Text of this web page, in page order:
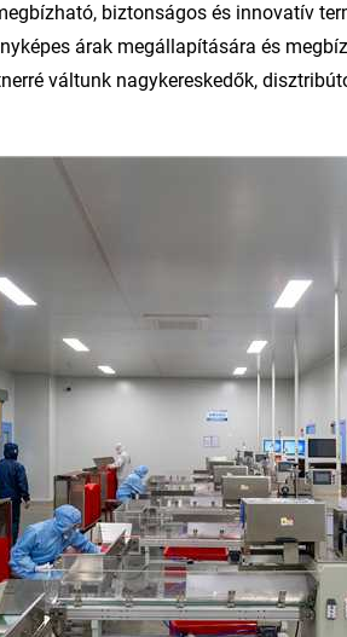
biztonságos és innovatív
árak megállapítására és
váltunk nagykereskedők,